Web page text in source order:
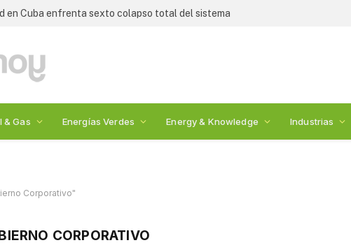
en Cuba enfrenta sexto colapso total del sistema
& Gas Energías Verdes Energy & Knowledge Industrias
Corporativo"
CORPORATIVO